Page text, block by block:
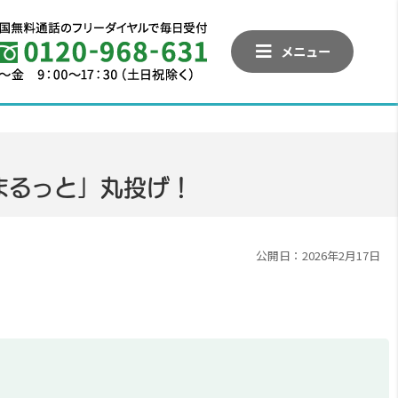
メニュー
っと」丸投げ！
公開日：2026年2月17日